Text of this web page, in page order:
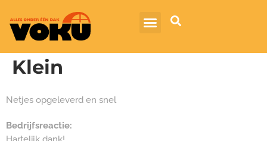
Klein
Netjes opgeleverd en snel
Bedrijfsreactie: